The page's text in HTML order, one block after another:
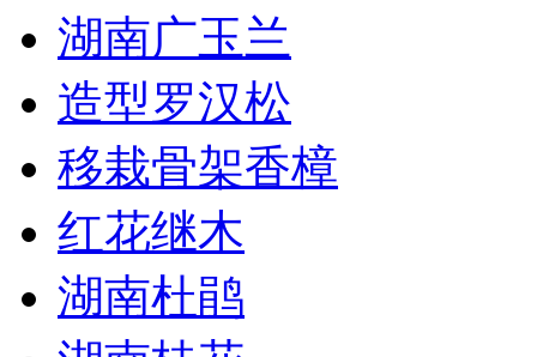
湖南广玉兰
造型罗汉松
移栽骨架香樟
红花继木
湖南杜鹃